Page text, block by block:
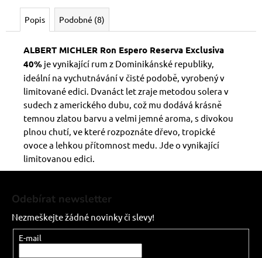
Popis Podobné (8)
ALBERT MICHLER Ron Espero Reserva Exclusiva
40% je vynikající rum z Dominikánské republiky,
ideální na vychutnávání v čisté podobě, vyrobený v
limitované edici. Dvanáct let zraje metodou solera v
sudech z amerického dubu, což mu dodává krásně
temnou zlatou barvu a velmi jemné aroma, s divokou
plnou chutí, ve které rozpoznáte dřevo, tropické
ovoce a lehkou přítomnost medu. Jde o vynikající
limitovanou edici.
Odebírat newsletter
Nezmeškejte žádné novinky či slevy!
E-mail